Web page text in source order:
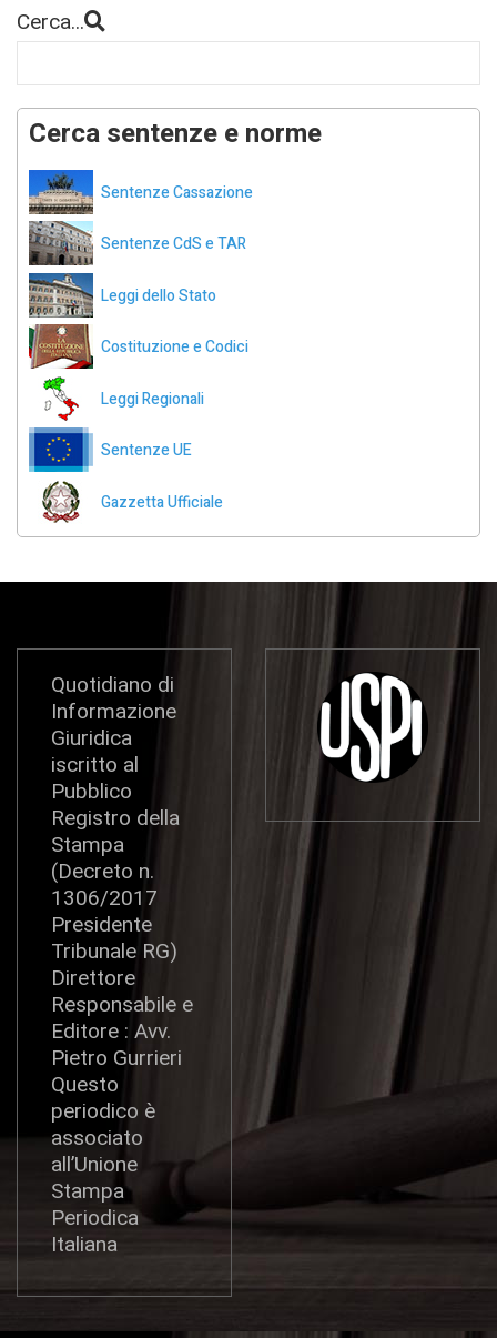
Cerca...
Cerca sentenze e norme
Sentenze Cassazione
Sentenze CdS e TAR
Leggi dello Stato
Costituzione e Codici
Leggi Regionali
Sentenze UE
Gazzetta Ufficiale
Quotidiano di
Informazione
Giuridica
iscritto al
Pubblico
Registro della
Stampa
(Decreto n.
1306/2017
Presidente
Tribunale RG)
Direttore
Responsabile e
Editore : Avv.
Pietro Gurrieri
Questo
periodico è
associato
all’Unione
Stampa
Periodica
Italiana